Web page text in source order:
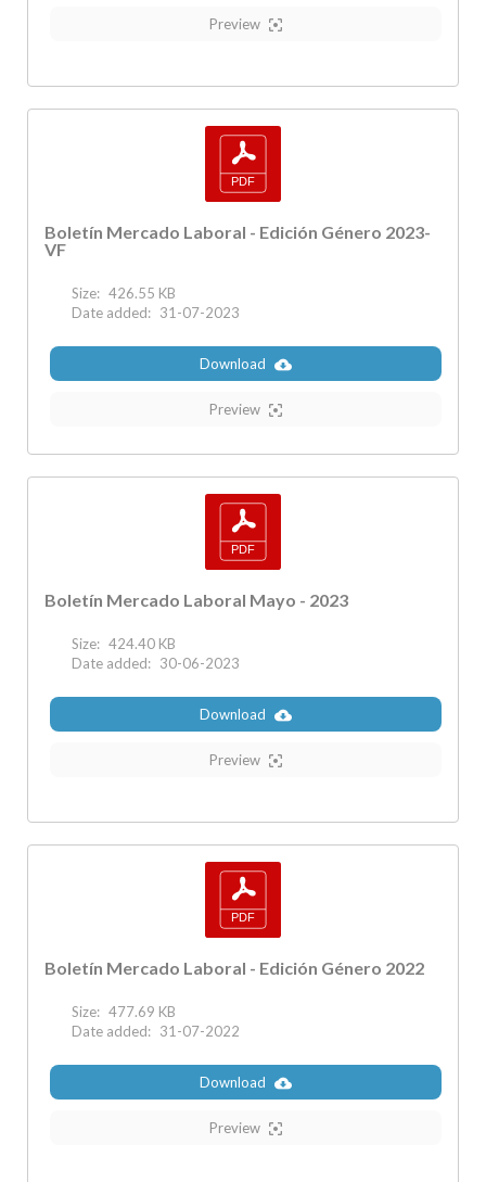
Preview
Boletín Mercado Laboral - Edición Género 2023-
VF
Size: 426.55 KB
Date added: 31-07-2023
Download
Preview
Boletín Mercado Laboral Mayo - 2023
Size: 424.40 KB
Date added: 30-06-2023
Download
Preview
Boletín Mercado Laboral - Edición Género 2022
Size: 477.69 KB
Date added: 31-07-2022
Download
Preview